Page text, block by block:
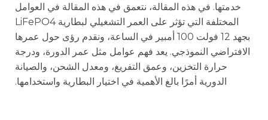
خدمتها. في هذه المقالة، نتعمق في هذه المقالة في العوامل
المختلفة التي تؤثر على العمر التشغيلي لبطارية LiFePO4
بجهد 12 فولت 100 أمبير في الساعة، ونقدم رؤى حول عمرها
الافتراضي النموذجي. يعد فهم عوامل مثل عمر الدورة، ودرجة
حرارة التخزين، وعمق التفريغ، ومعدل الشحن، والصيانة
الدورية أمرًا بالغ الأهمية في اختيار البطارية واستخدامها.